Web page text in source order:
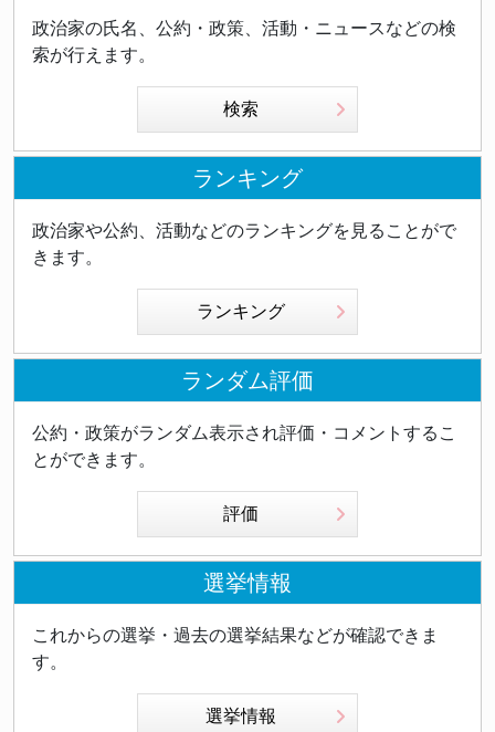
政治家の氏名、公約・政策、活動・ニュースなどの検
索が行えます。
検索
ランキング
政治家や公約、活動などのランキングを見ることがで
きます。
ランキング
ランダム評価
公約・政策がランダム表示され評価・コメントするこ
とができます。
評価
選挙情報
これからの選挙・過去の選挙結果などが確認できま
す。
選挙情報